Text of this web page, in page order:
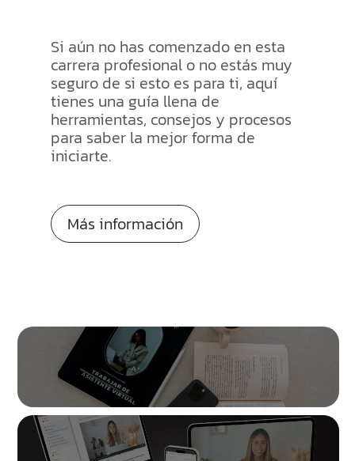
Si aún no has comenzado en esta
carrera profesional o no estás muy
seguro de si esto es para ti, aquí
tienes una guía llena de
herramientas, consejos y procesos
para saber la mejor forma de
iniciarte.
Más información